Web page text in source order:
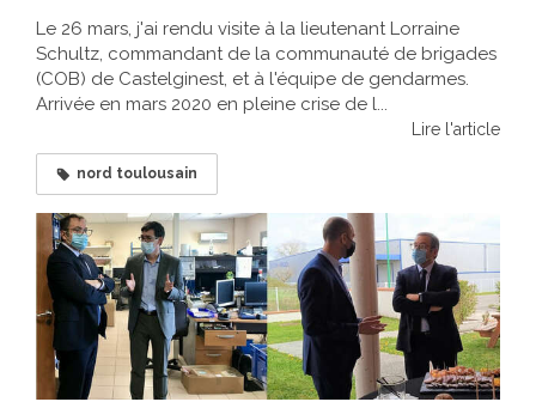
Le 26 mars, j'ai rendu visite à la lieutenant Lorraine
Schultz, commandant de la communauté de brigades
(COB) de Castelginest, et à l'équipe de gendarmes.
Arrivée en mars 2020 en pleine crise de l...
Lire l'article
nord toulousain